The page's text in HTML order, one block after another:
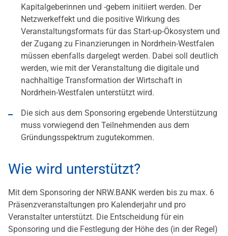
Kapitalgeberinnen und -gebern initiiert werden. Der
Netzwerkeffekt und die positive Wirkung des
Veranstaltungsformats für das Start-up-Ökosystem und
der Zugang zu Finanzierungen in Nordrhein-Westfalen
müssen ebenfalls dargelegt werden. Dabei soll deutlich
werden, wie mit der Veranstaltung die digitale und
nachhaltige Transformation der Wirtschaft in
Nordrhein-Westfalen unterstützt wird.
Die sich aus dem Sponsoring ergebende Unterstützung
muss vorwiegend den Teilnehmenden aus dem
Gründungsspektrum zugutekommen.
Wie wird unterstützt?
Mit dem Sponsoring der NRW.BANK werden bis zu max. 6
Präsenzveranstaltungen pro Kalenderjahr und pro
Veranstalter unterstützt. Die Entscheidung für ein
Sponsoring und die Festlegung der Höhe des (in der Regel)